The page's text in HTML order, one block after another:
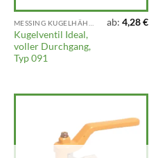
Kugelventil Ideal,
voller Durchgang,
Typ 091
ab:4,28€